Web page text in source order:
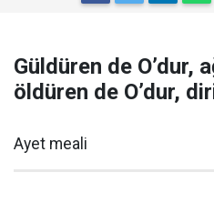
Güldüren de O’dur,
öldüren de O’dur,
Ayet meali